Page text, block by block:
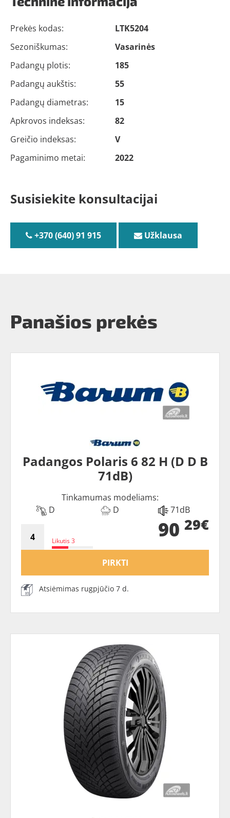
Prekės kodas:
LTK5204
Sezoniškumas:
Vasarinės
Padangų plotis:
185
Padangų aukštis:
55
Padangų diametras:
15
Apkrovos indeksas:
82
Greičio indeksas:
V
Pagaminimo metai:
2022
Susisiekite konsultacijai
+370 (640) 91 915 Užklausa
Panašios prekės
Padangos Polaris 6 82 H (D D B
71dB)
Tinkamumas modeliams:
D
D 71dB
Likutis 3 90 29€
PIRKTI
Atsiėmimas rugpjūčio 7 d.